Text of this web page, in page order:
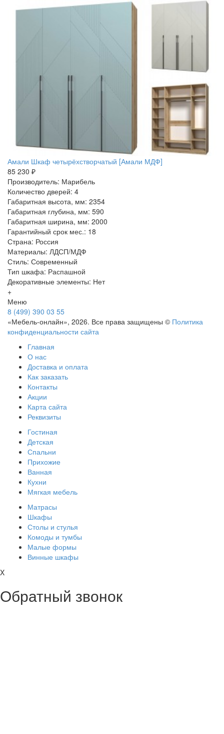
Амали Шкаф четырёхстворчатый [Амали МДФ]
85 230 ₽
Производитель: Марибель
Количество дверей: 4
Габаритная высота, мм: 2354
Габаритная глубина, мм: 590
Габаритная ширина, мм: 2000
Гарантийный срок мес.: 18
Страна: Россия
Материалы: ЛДСП/МДФ
Стиль: Современный
Тип шкафа: Распашной
Декоративные элементы: Нет
+
Меню
8 (499) 390 03 55
«Мебель-онлайн», 2026. Все права защищены © Политика
конфиденциальности сайта
Главная
О нас
Доставка и оплата
Как заказать
Контакты
Акции
Карта сайта
Реквизиты
Гостиная
Детская
Спальни
Прихожие
Ванная
Кухни
Мягкая мебель
Матрасы
Шкафы
Столы и стулья
Комоды и тумбы
Малые формы
Винные шкафы
X
Обратный звонок